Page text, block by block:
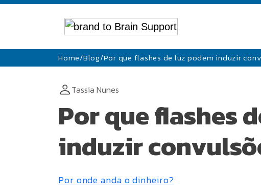
Home/Blog/Por que flashes de luz podem induzir
Tassia Nunes
Por que flashes
induzir
Por onde anda o dinheiro?